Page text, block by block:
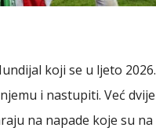
koji se u ljeto 2026.
i nastupiti. Već dvije
na napade koje su na